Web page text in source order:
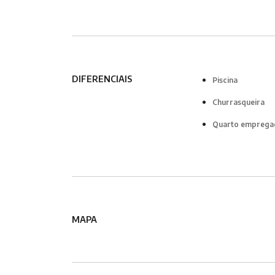
DIFERENCIAIS Piscina
Churrasqueira
Quarto
MAPA